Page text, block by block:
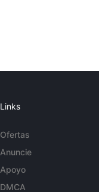
Links
Ofertas
Anuncie
Apoyo
DMCA